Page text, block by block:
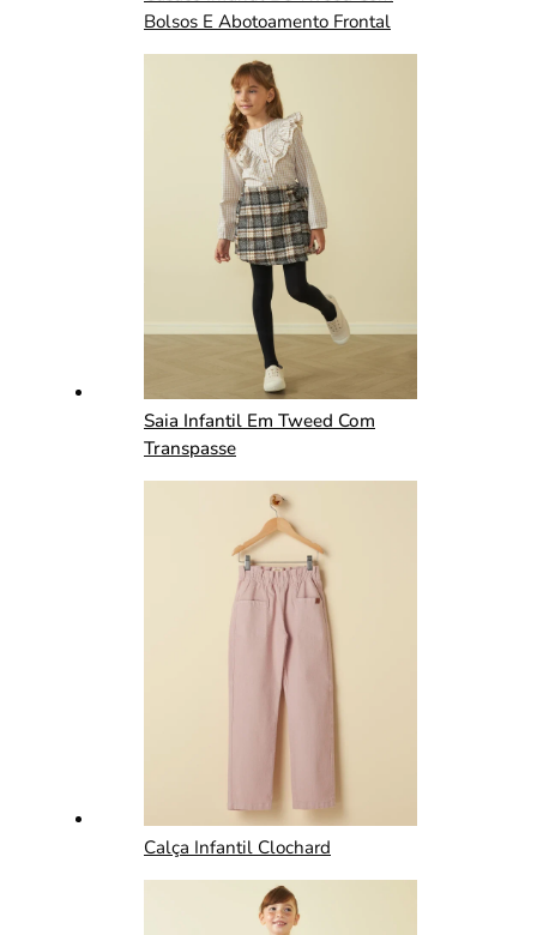
Bolsos E Abotoamento Frontal
Saia Infantil Em Tweed Com
Transpasse
Calça Infantil Clochard